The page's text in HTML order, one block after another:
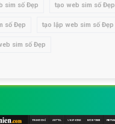
sim số Đẹp tạo web sim số Đẹp
số Đẹp tạo lập web sim số Đẹp
sim số Đẹp